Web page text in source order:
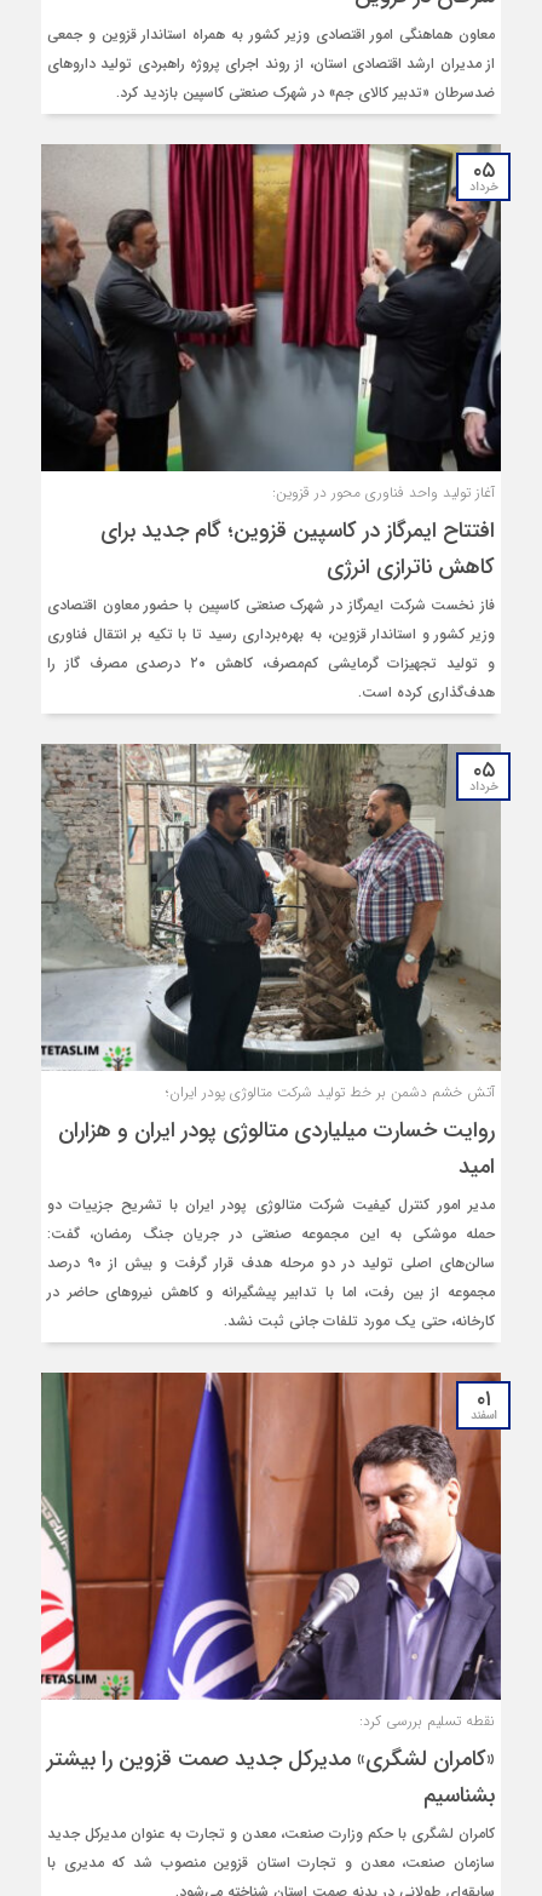
معاون هماهنگی امور اقتصادی وزیر کشور به همراه استاندار قزوین و جمعی
از مدیران ارشد اقتصادی استان، از روند اجرای پروژه راهبردی تولید داروهای
ضدسرطان «تدبیر کالای جم» در شهرک صنعتی کاسپین بازدید کرد.
۰۵
خرداد
آغاز تولید واحد فناوری محور در قزوین:
افتتاح ایمرگاز در کاسپین قزوین؛ گام جدید برای
کاهش ناترازی انرژی
فاز نخست شرکت ایمرگاز در شهرک صنعتی کاسپین با حضور معاون اقتصادی
وزیر کشور و استاندار قزوین، به بهره‌برداری رسید تا با تکیه بر انتقال فناوری
و تولید تجهیزات گرمایشی کم‌مصرف، کاهش ۲۰ درصدی مصرف گاز را
هدف‌گذاری کرده است.
۰۵
خرداد
آتش خشم دشمن بر خط تولید شرکت متالوژی پودر ایران؛
روایت خسارت میلیاردی متالوژی پودر ایران و هزاران
امید
مدیر امور کنترل کیفیت شرکت متالوژی پودر ایران با تشریح جزییات دو
حمله موشکی به این مجموعه صنعتی در جریان جنگ رمضان، گفت:
سالن‌های اصلی تولید در دو مرحله هدف قرار گرفت و بیش از ۹۰ درصد
مجموعه از بین رفت، اما با تدابیر پیشگیرانه و کاهش نیروهای حاضر در
کارخانه، حتی یک مورد تلفات جانی ثبت نشد.
۰۱
اسفند
نقطه تسلیم بررسی کرد:
«کامران لشگری» مدیرکل جدید صمت قزوین را بیشتر
بشناسیم
کامران لشگری با حکم وزارت صنعت، معدن و تجارت به عنوان مدیرکل جدید
سازمان صنعت، معدن و تجارت استان قزوین منصوب شد که مدیری با